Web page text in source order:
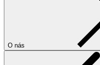
O nás